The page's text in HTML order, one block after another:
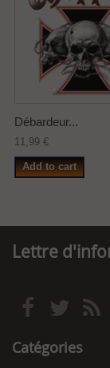
Débardeur...
11,99 €
Add to cart
Lettre
Catégories